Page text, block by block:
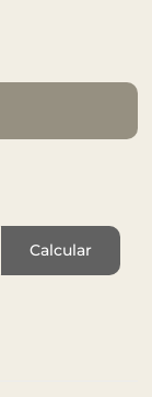
Calcular